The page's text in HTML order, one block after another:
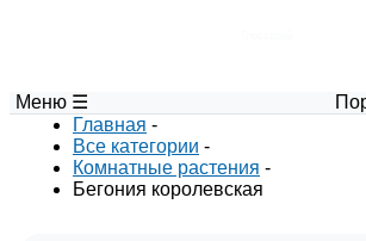
Меню ☰
Портал
Главная -
Все категории -
Комнатные растения -
Бегония королевская